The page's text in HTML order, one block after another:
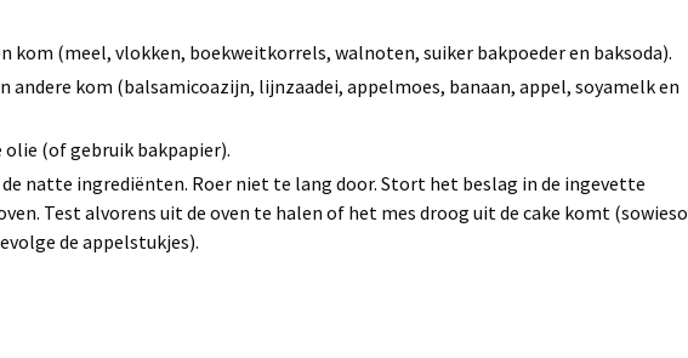
kom (meel, vlokken, boekweitkorrels, walnoten, suiker bakpoeder en baksoda).
andere kom (balsamicoazijn, lijnzaadei, appelmoes, banaan, appel, soyamelk en
(of gebruik bakpapier).
natte ingrediënten. Roer niet te lang door. Stort het beslag in de ingevette
Test alvorens uit de oven te halen of het mes droog uit de cake komt (sowieso
de appelstukjes).